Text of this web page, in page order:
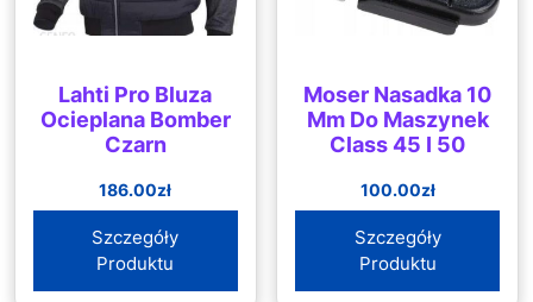
Lahti Pro Bluza
Ocieplana Bomber
Czarn
186.00zł
Szczegóły
Produktu
Moser Nasadka 10
Mm Do Maszynek
Class 45 I 50
100.00zł
Szczegóły
Produktu